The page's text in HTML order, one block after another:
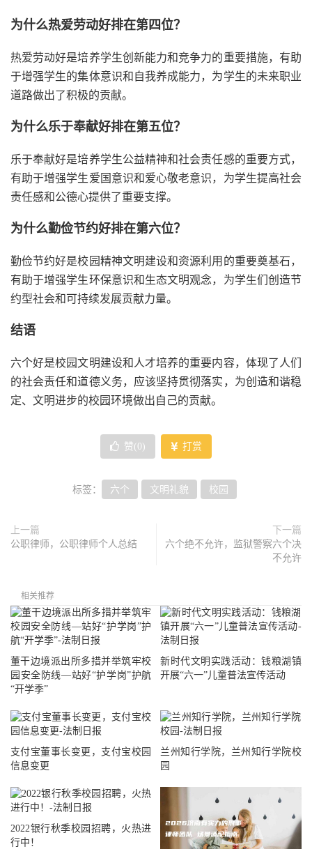
为什么热爱劳动好排在第四位？
热爱劳动好是培养学生创新能力和竞争力的重要措施，有助
于增强学生的集体意识和自我养成能力，为学生的未来职业
道路做出了积极的贡献。
为什么乐于奉献好排在第五位？
乐于奉献好是培养学生公益精神和社会责任感的重要方式，
有助于增强学生爱国意识和爱心敬老意识，为学生提高社会
责任感和公德心提供了重要支撑。
为什么勤俭节约好排在第六位？
勤俭节约好是校园精神文明建设和资源利用的重要奠基石，
有助于增强学生环保意识和生态文明观念，为学生们创造节
约型社会和可持续发展贡献力量。
结语
六个好是校园文明建设和人才培养的重要内容，体现了人们
的社会责任和道德义务，应该坚持贯彻落实，为创造和谐稳
定、文明进步的校园环境做出自己的贡献。
赞( 0 ) 打赏
标签： 六个 文明礼貌 校园
上一篇
公职律师，公职律师个人总结
下一篇
六个绝不允许，监狱警察六个决
不允许
相关推荐
董干边境派出所多措并举筑牢校
园安全防线—站好“护学岗”护航
“开学季”
新时代文明实践活动：钱粮湖镇
开展“六一”儿童普法宣传活动
支付宝董事长变更，支付宝校园
信息变更
兰州知行学院，兰州知行学院校
园
2022银行秋季校园招聘，火热进
行中！